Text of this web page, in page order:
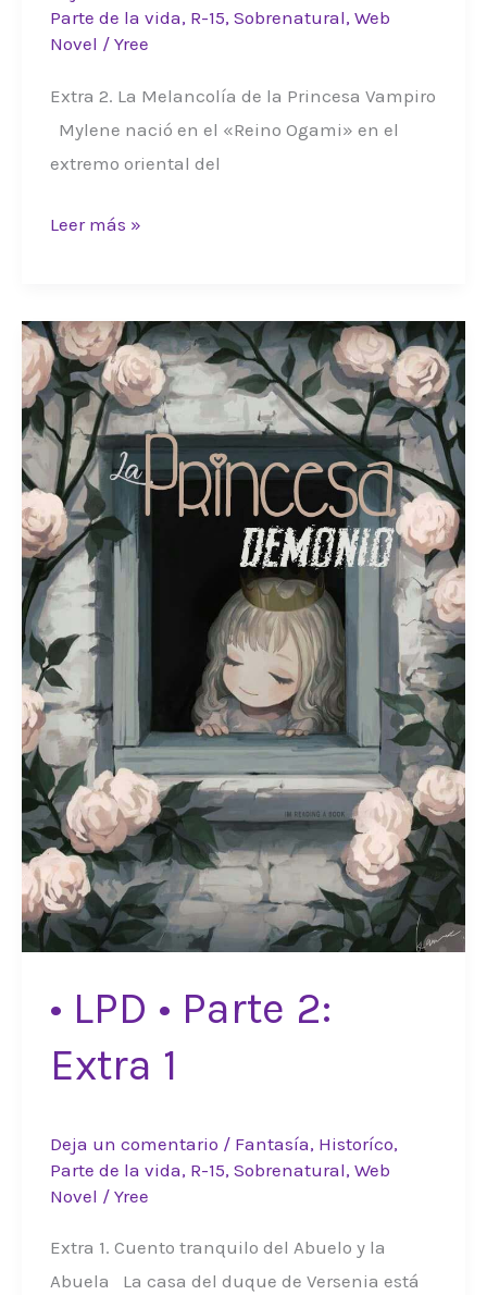
Parte de la vida, R-15, Sobrenatural, Web
Novel / Yree
Extra 2. La Melancolía de la Princesa Vampiro
Mylene nació en el «Reino Ogami» en el
extremo oriental del
•
Parte
2:
Extra
2
Leer más »
• LPD • Parte 2:
Extra 1
Deja un comentario / Fantasía, Historíco,
Parte de la vida, R-15, Sobrenatural, Web
Novel / Yree
Extra 1. Cuento tranquilo del Abuelo y la
Abuela La casa del duque de Versenia está